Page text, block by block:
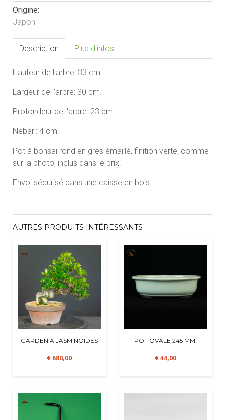
Origine:
Japon
Description Plus d'infos
Hauteur de l'arbre: 33 cm.
Largeur de l'arbre: 30 cm.
Profondeur de l'arbre: 23 cm.
Nebari: 4 cm.
Pot à bonsaï rond en grès émaillé, finition verte, comme
sur la photo, inclus dans le prix.
Envoi sécurisé dans une caisse en bois.
AUTRES PRODUITS INTÉRESSANTS
GARDENIA JASMINOIDES
€ 680,00
POT OVALE 245 MM.
€ 44,00